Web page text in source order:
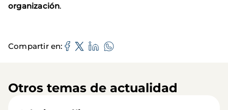
organización.
Compartir en
Otros temas de actualidad